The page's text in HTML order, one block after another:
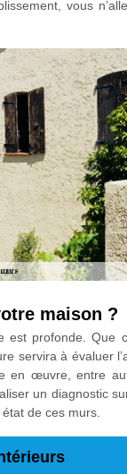
vous
maison ?
est profonde. Que
servira à évaluer
en œuvre, entre
un diagnostic
de ces murs.